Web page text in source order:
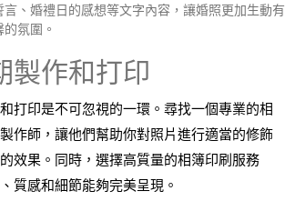
、婚禮日的感想等文字內容，讓婚照更加生動有
氛圍。
製作和打印
打印是不可忽視的一環。尋找一個專業的相
作師，讓他們幫助你對照片進行適當的修飾
效果。同時，選擇高質量的相簿印刷服務
質感和細節能夠完美呈現。